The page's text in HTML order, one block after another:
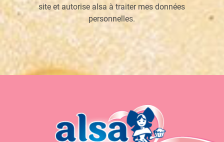
site et autorise alsa à traiter mes données
personnelles.